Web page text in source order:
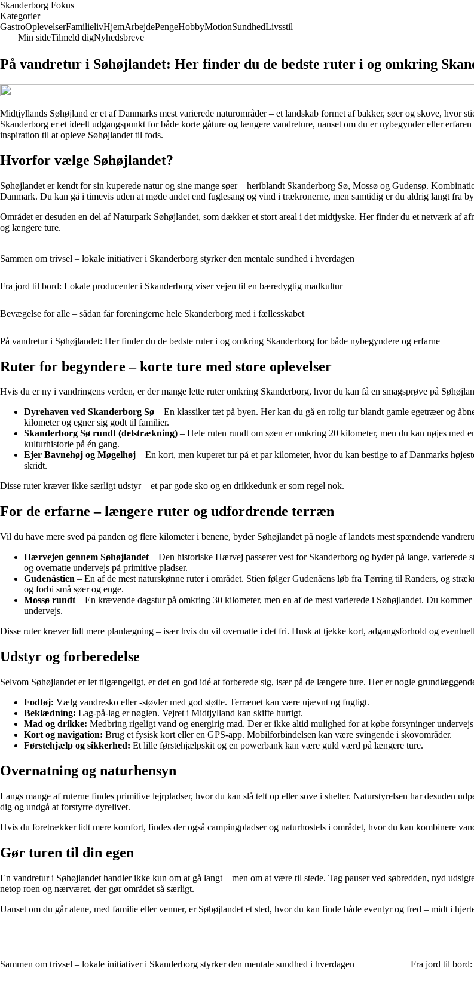
Skanderborg Fokus
Kategorier
GastroOplevelserFamilielivHjemArbejdePengeHobbyMotionSundhedLivsstil
Min sideTilmeld digNyhedsbreve
På vandretur i Søhøjlandet: Her finder du de bedste ruter i og omkring
Midtjyllands Søhøjland er et af Danmarks mest varierede naturområder – et landskab formet af bakker, søer og skove, hvor
Skanderborg er et ideelt udgangspunkt for både korte gåture og længere vandreture, uanset om du er nybegynder eller
inspiration til at opleve Søhøjlandet til fods.
Hvorfor vælge Søhøjlandet?
Søhøjlandet er kendt for sin kuperede natur og sine mange søer – heriblandt Skanderborg Sø, Mossø og Gudensø.
Danmark. Du kan gå i timevis uden at møde andet end fuglesang og vind i trækronerne, men samtidig er du aldrig langt fra
Området er desuden en del af Naturpark Søhøjlandet, som dækker et stort areal i det midtjyske. Her finder du et netværk af
og længere ture.
Sammen om trivsel – lokale initiativer i Skanderborg styrker den mentale sundhed i hverdagen
Fra jord til bord: Lokale producenter i Skanderborg viser vejen til en bæredygtig madkultur
Bevægelse for alle – sådan får foreningerne hele Skanderborg med i fællesskabet
På vandretur i Søhøjlandet: Her finder du de bedste ruter i og omkring Skanderborg for både nybegyndere og erfarne
Ruter for begyndere – korte ture med store oplevelser
Hvis du er ny i vandringens verden, er der mange lette ruter omkring Skanderborg, hvor du kan få en smagsprøve på
Dyrehaven ved Skanderborg Sø – En klassiker tæt på byen. Her kan du gå en rolig tur blandt gamle egetræer og
kilometer og egner sig godt til familier.
Skanderborg Sø rundt (delstrækning) – Hele ruten rundt om søen er omkring 20 kilometer, men du kan nøjes med
kulturhistorie på én gang.
Ejer Bavnehøj og Møgelhøj – En kort, men kuperet tur på et par kilometer, hvor du kan bestige to af Danmarks
skridt.
Disse ruter kræver ikke særligt udstyr – et par gode sko og en drikkedunk er som regel nok.
For de erfarne – længere ruter og udfordrende terræn
Vil du have mere sved på panden og flere kilometer i benene, byder Søhøjlandet på nogle af landets mest spændende
Hærvejen gennem Søhøjlandet – Den historiske Hærvej passerer vest for Skanderborg og byder på lange,
og overnatte undervejs på primitive pladser.
Gudenåstien – En af de mest naturskønne ruter i området. Stien følger Gudenåens løb fra Tørring til Randers, og
og forbi små søer og enge.
Mossø rundt – En krævende dagstur på omkring 30 kilometer, men en af de mest varierede i Søhøjlandet. Du
undervejs.
Disse ruter kræver lidt mere planlægning – især hvis du vil overnatte i det fri. Husk at tjekke kort, adgangsforhold og
Udstyr og forberedelse
Selvom Søhøjlandet er let tilgængeligt, er det en god idé at forberede sig, især på de længere ture. Her er nogle
Fodtøj: Vælg vandresko eller -støvler med god støtte. Terrænet kan være ujævnt og fugtigt.
Beklædning: Lag-på-lag er nøglen. Vejret i Midtjylland kan skifte hurtigt.
Mad og drikke: Medbring rigeligt vand og energirig mad. Der er ikke altid mulighed for at købe forsyninger
Kort og navigation: Brug et fysisk kort eller en GPS-app. Mobilforbindelsen kan være svingende i skovområder.
Førstehjælp og sikkerhed: Et lille førstehjælpskit og en powerbank kan være guld værd på længere ture.
Overnatning og naturhensyn
Langs mange af ruterne findes primitive lejrpladser, hvor du kan slå telt op eller sove i shelter. Naturstyrelsen har desuden
dig og undgå at forstyrre dyrelivet.
Hvis du foretrækker lidt mere komfort, findes der også campingpladser og naturhostels i området, hvor du kan kombinere
Gør turen til din egen
En vandretur i Søhøjlandet handler ikke kun om at gå langt – men om at være til stede. Tag pauser ved søbredden, nyd
netop roen og nærværet, der gør området så særligt.
Uanset om du går alene, med familie eller venner, er Søhøjlandet et sted, hvor du kan finde både eventyr og fred – midt i
Sammen om trivsel – lokale initiativer i Skanderborg styrker den mentale sundhed i hverdagen Fra jord til